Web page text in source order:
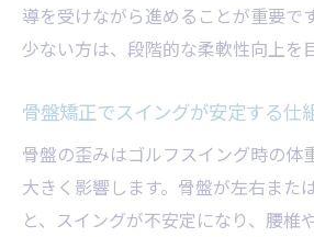
導を受けながら進めることが重要で
少ない方は、段階的な柔軟性向上を
骨盤矯正でスイングが安定する仕
骨盤の歪みはゴルフスイング時の体
大きく影響します。骨盤が左右また
と、スイングが不安定になり、腰椎